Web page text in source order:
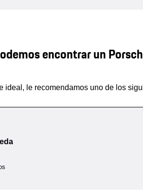
encontrar un
ideal, le recomendamos uno de los